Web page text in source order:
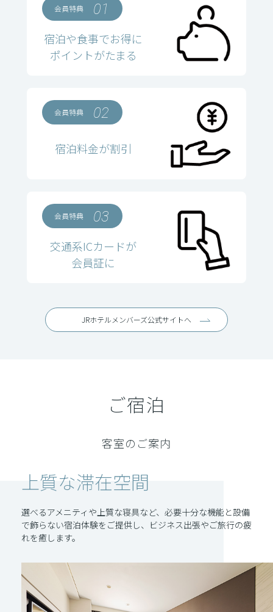
会員特典 01
宿泊や食事でお得に
ポイントがたまる
会員特典 02
宿泊料金が割引
会員特典 03
交通系ICカードが
会員証に
JRホテルメンバーズ公式サイトへ
ご宿泊
客室のご案内
上質な滞在空間
選べるアメニティや上質な寝具など、必要十分な機能と設備
で飾らない宿泊体験をご提供し、ビジネス出張やご旅行の疲
れを癒します。